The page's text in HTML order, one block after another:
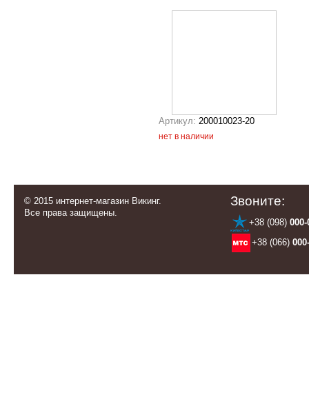
Артикул: 200010023-20
нет в наличии
© 2015 интернет-магазин Викинг.
Все права защищены.
Звоните:
+38 (098) 000-
+38 (066)